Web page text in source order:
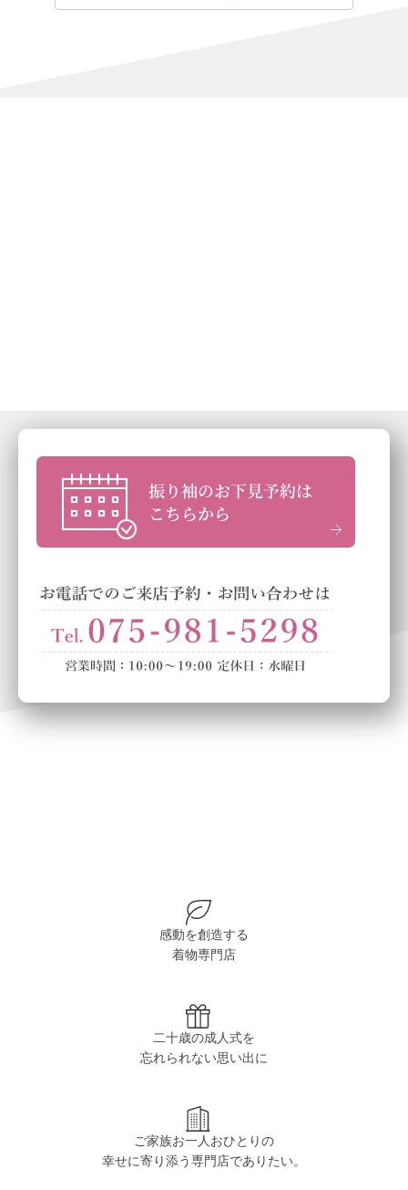
感動を創造する
着物専門店
二十歳の成人式を
忘れられない思い出に
ご家族お一人おひとりの
幸せに寄り添う専門店でありたい。